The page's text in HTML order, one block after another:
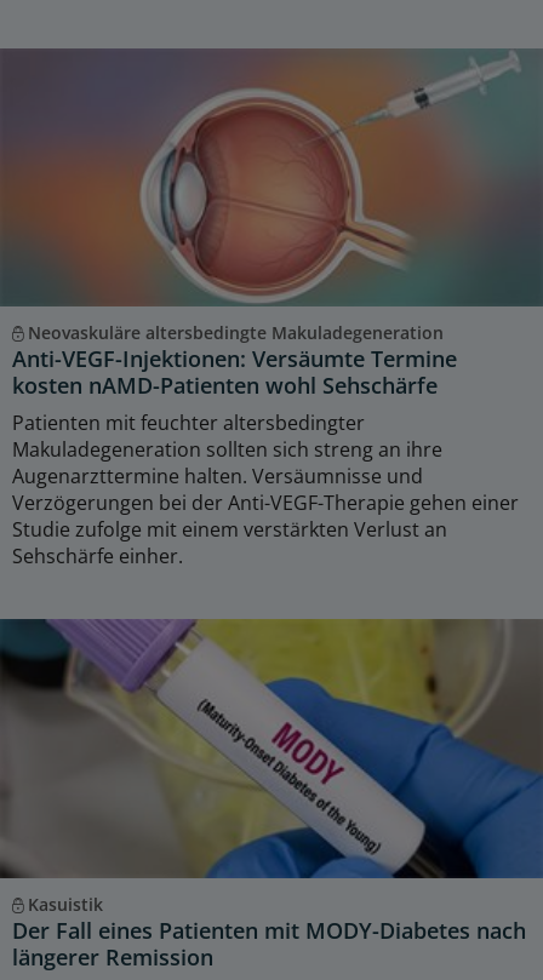
Neovaskuläre altersbedingte Makuladegeneration
Anti-VEGF-Injektionen: Versäumte Termine
kosten nAMD-Patienten wohl Sehschärfe
Patienten mit feuchter altersbedingter
Makuladegeneration sollten sich streng an ihre
Augenarzttermine halten. Versäumnisse und
Verzögerungen bei der Anti-VEGF-Therapie gehen einer
Studie zufolge mit einem verstärkten Verlust an
Sehschärfe einher.
Kasuistik
Der Fall eines Patienten mit MODY-Diabetes nach
längerer Remission